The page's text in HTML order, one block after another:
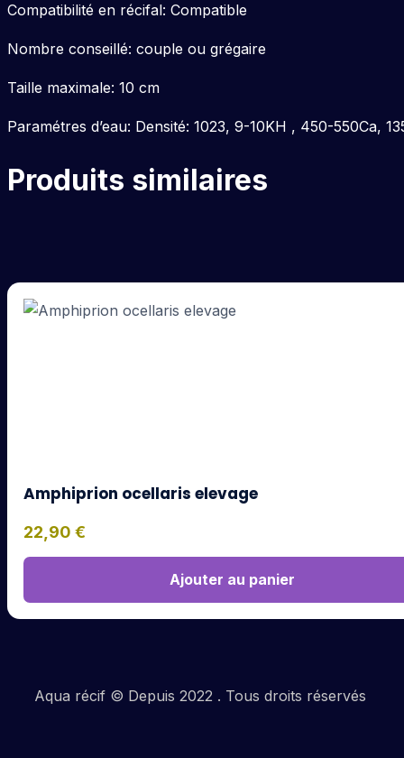
Compatibilité en récifal: Compatible
Nombre conseillé: couple ou grégaire
Taille maximale: 10 cm
Paramétres d’eau: Densité: 1023, 9-10KH , 450-550Ca,
Produits similaires
Amphiprion ocellaris elevage
22,90 €
Ajouter au panier
Aqua récif © Depuis 2022 . Tous droits réservés